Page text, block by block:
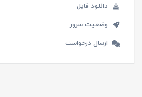
دانلود فایل
وضعیت سرور
ارسال درخواست